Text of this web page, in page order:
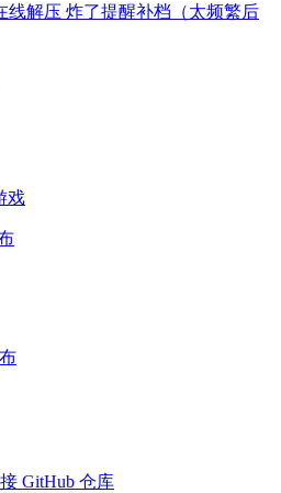
线解压 炸了提醒补档（太频繁后
戏
GitHub 仓库